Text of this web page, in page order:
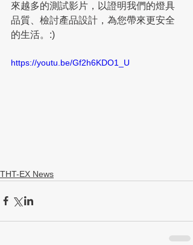
來越多的測試影片，以證明我們的燈具
品質、檢討產品設計，為您帶來更安全
的生活。:)
https://youtu.be/Gf2h6KDO1_U
THT-EX News